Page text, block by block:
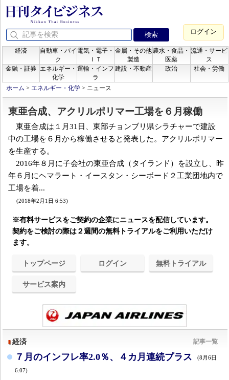
ログイン
経済
自動車・バイ
ク
電気・電子・
ＩＴ
金属・その他
製造
農水・食品・
医薬
流通・サービ
ス
金融・証券
エネルギー・
化学
運輸・インフ
ラ
建設・不動産 政治 社会・労働
ホーム > エネルギー・化学 > ニュース
東亜合成、アクリルポリマー工場を６月稼働
東亜合成は１月31日、東部チョンブリ県シラチャーで建設
中の工場を６月から稼働させると発表した。アクリルポリマー
を生産する。
2016年８月に子会社の東亜合成（タイランド）を設立し、昨
年６月にヘマラート・イースタン・シーボード２工業団地内で
工場を着...
(2018年2月1日 6:53)
※有料サービスをご契約の企業にニュースを配信しています。
契約をご検討の際は２週間の無料トライアルをご利用いただけ
ます。
トップページ ログイン 無料トライアル
サービス案内
経済 記事一覧
７月のインフレ率2.0％、４カ月連続プラス (8月6日
6:07)